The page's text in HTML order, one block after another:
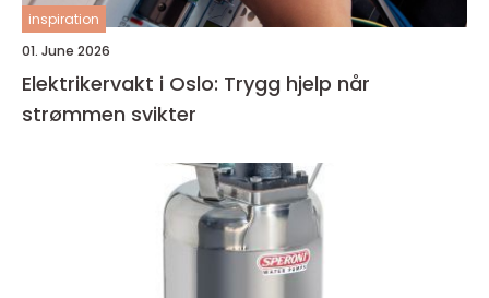
inspiration
01. June 2026
Elektrikervakt i Oslo: Trygg hjelp når
strømmen svikter